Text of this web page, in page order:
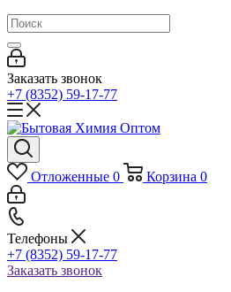
Заказать звонок
+7 (8352) 59-17-77
Отложенные 0 Корзина 0
Телефоны
+7 (8352) 59-17-77
Заказать звонок